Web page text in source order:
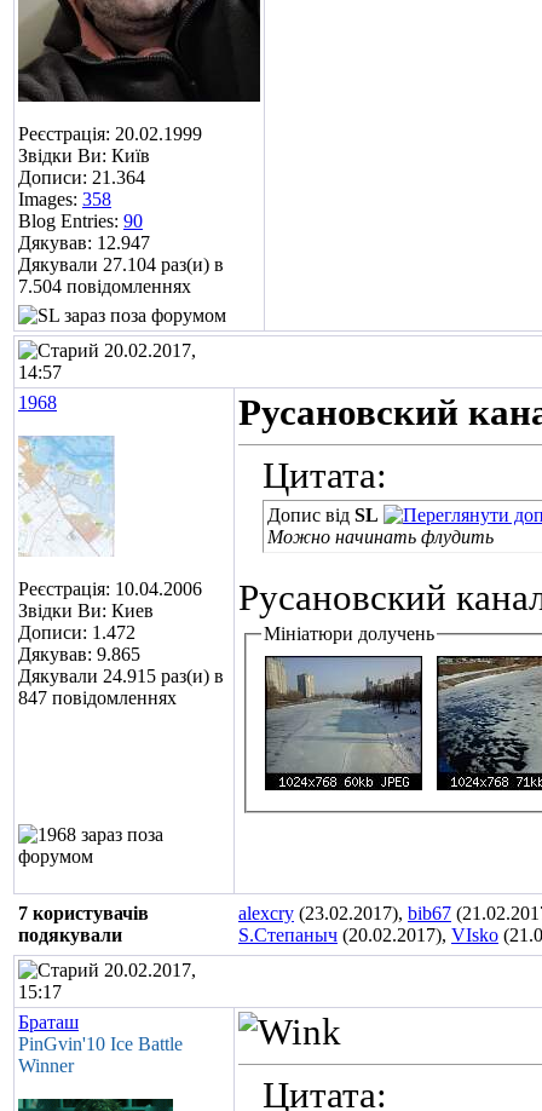
Реєстрація: 20.02.1999
Звідки Ви: Київ
Дописи: 21.364
Images: 358
Blog Entries: 90
Дякував: 12.947
Дякували 27.104 раз(и) в
7.504 повідомленнях
20.02.2017,
14:57
1968
Реєстрація: 10.04.2006
Звідки Ви: Киев
Дописи: 1.472
Дякував: 9.865
Дякували 24.915 раз(и) в
847 повідомленнях
Русановский
Цитата:
Допис від SL
Можно начинать флудить
Русановский
Мініатюри долучень
7 користувачів
подякували
alexcry (23.02.2017), bib67
S.Степаныч (20.02.2017), VIsko
20.02.2017,
15:17
Браташ
PinGvin'10 Ice Battle
Winner
Цитата: